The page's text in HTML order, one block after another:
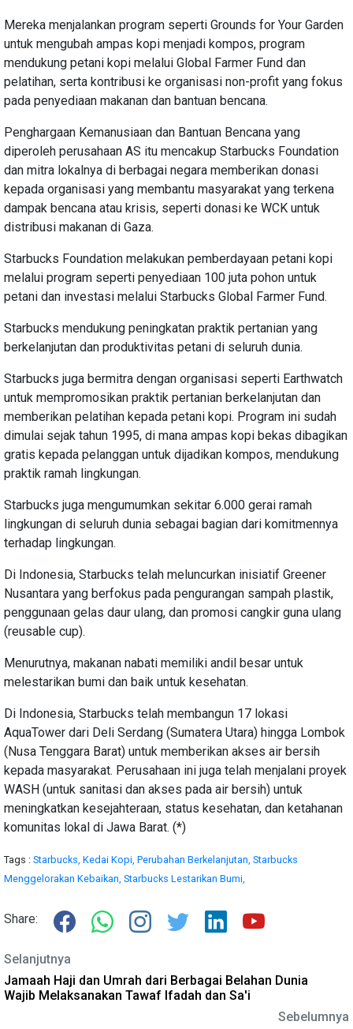
Mereka menjalankan program seperti Grounds for Your Garden
untuk mengubah ampas kopi menjadi kompos, program
mendukung petani kopi melalui Global Farmer Fund dan
pelatihan, serta kontribusi ke organisasi non-profit yang fokus
pada penyediaan makanan dan bantuan bencana.
Penghargaan Kemanusiaan dan Bantuan Bencana yang
diperoleh perusahaan AS itu mencakup Starbucks Foundation
dan mitra lokalnya di berbagai negara memberikan donasi
kepada organisasi yang membantu masyarakat yang terkena
dampak bencana atau krisis, seperti donasi ke WCK untuk
distribusi makanan di Gaza.
Starbucks Foundation melakukan pemberdayaan petani kopi
melalui program seperti penyediaan 100 juta pohon untuk
petani dan investasi melalui Starbucks Global Farmer Fund.
Starbucks mendukung peningkatan praktik pertanian yang
berkelanjutan dan produktivitas petani di seluruh dunia.
Starbucks juga bermitra dengan organisasi seperti Earthwatch
untuk mempromosikan praktik pertanian berkelanjutan dan
memberikan pelatihan kepada petani kopi. Program ini sudah
dimulai sejak tahun 1995, di mana ampas kopi bekas dibagikan
gratis kepada pelanggan untuk dijadikan kompos, mendukung
praktik ramah lingkungan.
Starbucks juga mengumumkan sekitar 6.000 gerai ramah
lingkungan di seluruh dunia sebagai bagian dari komitmennya
terhadap lingkungan.
Di Indonesia, Starbucks telah meluncurkan inisiatif Greener
Nusantara yang berfokus pada pengurangan sampah plastik,
penggunaan gelas daur ulang, dan promosi cangkir guna ulang
(reusable cup).
Menurutnya, makanan nabati memiliki andil besar untuk
melestarikan bumi dan baik untuk kesehatan.
Di Indonesia, Starbucks telah membangun 17 lokasi
AquaTower dari Deli Serdang (Sumatera Utara) hingga Lombok
(Nusa Tenggara Barat) untuk memberikan akses air bersih
kepada masyarakat. Perusahaan ini juga telah menjalani proyek
WASH (untuk sanitasi dan akses pada air bersih) untuk
meningkatkan kesejahteraan, status kesehatan, dan ketahanan
komunitas lokal di Jawa Barat. (*)
Tags : Starbucks, Kedai Kopi, Perubahan Berkelanjutan, Starbucks
Menggelorakan Kebaikan, Starbucks Lestarikan Bumi,
Share:
Selanjutnya
Jamaah Haji dan Umrah dari Berbagai Belahan Dunia
Wajib Melaksanakan Tawaf Ifadah dan Sa'i
Sebelumnya